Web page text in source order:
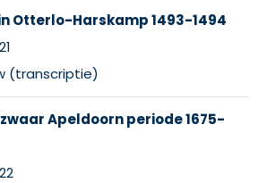
Otterlo-Harskamp 1493-1494
(transcriptie)
Apeldoorn periode 1675-